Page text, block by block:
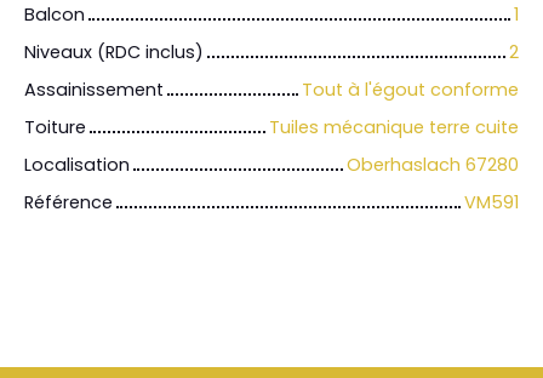
Balcon
1
Niveaux (RDC inclus)
2
Assainissement
Tout à l'égout conforme
Toiture
Tuiles mécanique terre cuite
Localisation
Oberhaslach 67280
Référence
VM591